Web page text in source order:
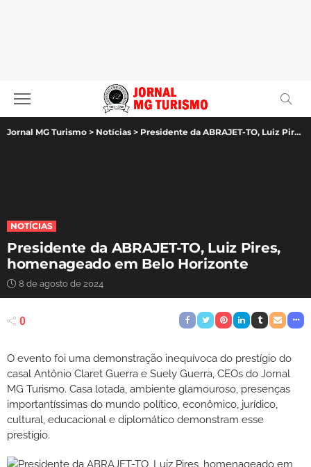
Jornal MG Turismo > Notícias > Presidente da ABRAJET-TO, Luiz Pires, homenageado em Belo Horizonte
NOTÍCIAS
Presidente da ABRAJET-TO, Luiz Pires,
homenageado em Belo Horizonte
8 de agosto de 2024
0
O evento foi uma demonstração inequívoca do prestígio do
casal Antônio Claret Guerra e Suely Guerra, CEOs do Jornal
MG Turismo. Casa lotada, ambiente glamouroso, presenças
importantíssimas do mundo político, econômico, jurídico,
cultural, educacional e diplomático demonstram esse
prestígio.